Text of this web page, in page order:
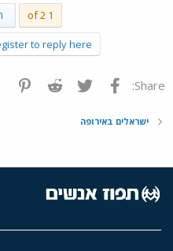
1 of 2
to reply here.
Share: פייסבוק Twitter
Reddit
ישראלים באירופה